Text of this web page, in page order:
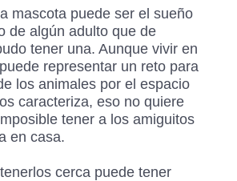
mascota puede ser el sueño
de algún adulto que de
tener una. Aunque vivir en
representar un reto para
los animales por el espacio
caracteriza, eso no quiere
tener a los amiguitos
en casa.
cerca puede tener